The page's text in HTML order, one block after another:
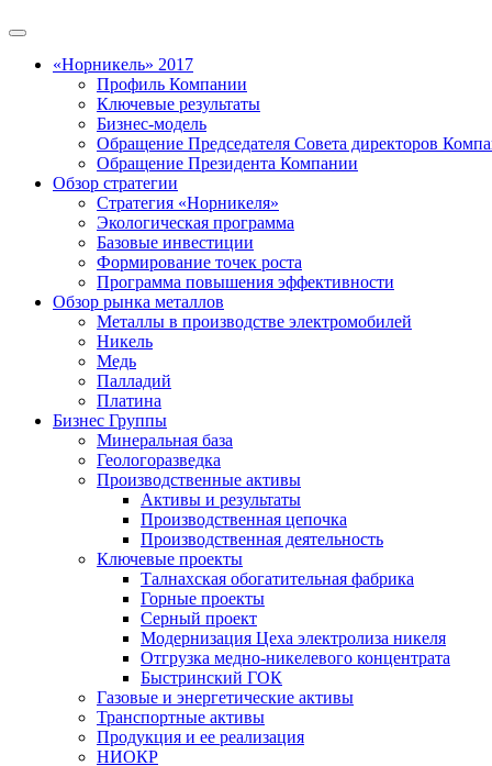
«Норникель» 2017
Профиль Компании
Ключевые результаты
Бизнес-модель
Обращение Председателя Совета директоров
Обращение Президента Компании
Обзор стратегии
Стратегия «Норникеля»
Экологическая программа
Базовые инвестиции
Формирование точек роста
Программа повышения эффективности
Обзор рынка металлов
Металлы в производстве электромобилей
Никель
Медь
Палладий
Платина
Бизнес Группы
Минеральная база
Геологоразведка
Производственные активы
Активы и результаты
Производственная цепочка
Производственная деятельность
Ключевые проекты
Талнахская обогатительная фабрика
Горные проекты
Серный проект
Модернизация Цеха электролиза никеля
Отгрузка медно-никелевого концентрата
Быстринский ГОК
Газовые и энергетические активы
Транспортные активы
Продукция и ее реализация
НИОКР